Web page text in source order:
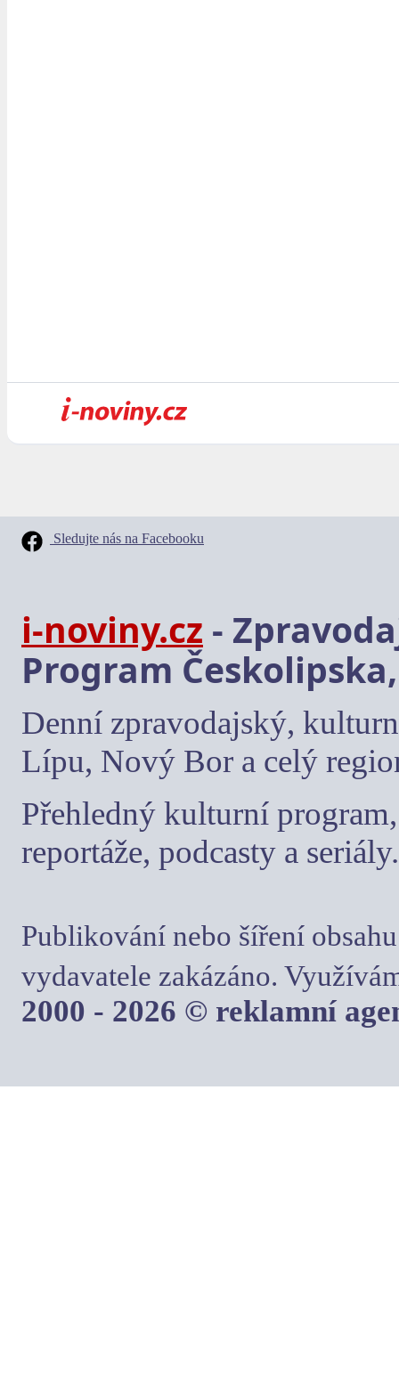
Sledujte nás na Facebooku
i-noviny.cz -
Program
Denní zpravodajský,
Lípu, Nový Bor a celý
Přehledný kulturní
reportáže, podcasty a seriály.
Publikování nebo šíření
vydavatele zakázáno.
2000 - 2026 © reklamní